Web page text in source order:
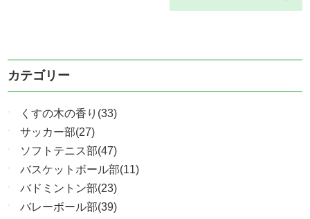
カテゴリー
くすの木の香り(33)
サッカー部(27)
ソフトテニス部(47)
バスケットボール部(11)
バドミントン部(23)
バレーボール部(39)